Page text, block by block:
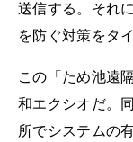
送信する。それ
を防ぐ対策をタ
この「ため池遠
和エクシオだ。
所でシステムの